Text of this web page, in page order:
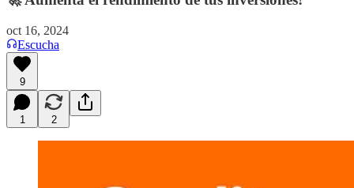
oct 16, 2024
Escucha
9
1 2